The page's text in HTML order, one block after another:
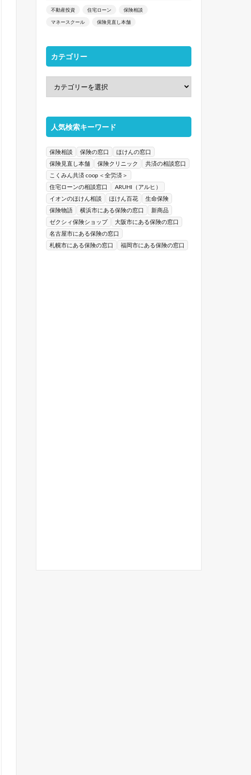
不動産投資 住宅ローン 保険相談
マネースクール 保険見直し本舗
カテゴリー
人気検索キーワード
保険相談 保険の窓口
ほけんの窓口
保険見直し本舗
保険クリニック
共済の相談窓口
こくみん共済 coop ＜全労済＞
住宅ローンの相談窓口
ARUHI（アルヒ）
イオンのほけん相談
ほけん百花
生命保険
保険物語
横浜市にある保険の窓口
新商品
ゼクシィ保険ショップ
大阪市にある保険の窓口
名古屋市にある保険の窓口
札幌市にある保険の窓口
福岡市にある保険の窓口